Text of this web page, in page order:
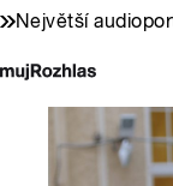
Největší